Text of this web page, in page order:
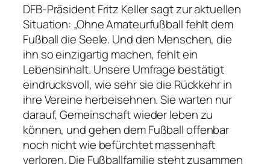
DFB-Präsident Fritz Keller sagt zur aktuellen
Situation: „Ohne Amateurfußball fehlt dem
Fußball die Seele. Und den Menschen, die
ihn so einzigartig machen, fehlt ein
Lebensinhalt. Unsere Umfrage bestätigt
eindrucksvoll, wie sehr sie die Rückkehr in
ihre Vereine herbeisehnen. Sie warten nur
darauf, Gemeinschaft wieder leben zu
können, und gehen dem Fußball offenbar
noch nicht wie befürchtet massenhaft
verloren. Die Fußballfamilie steht zusammen